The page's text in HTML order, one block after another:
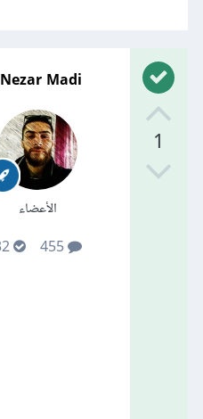
1
Nezar Madi
الأعضاء
455
32